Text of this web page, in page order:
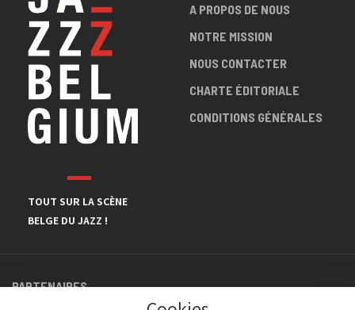
TOUT SUR LA SCÈNE
BELGE DU JAZZ !
A PROPOS DE NOUS
NOTRE MISSION
NOUS CONTACTER
CHARTE ÉDITORIALE
CONDITIONS GÉNÉRALES
PARTENAIRES